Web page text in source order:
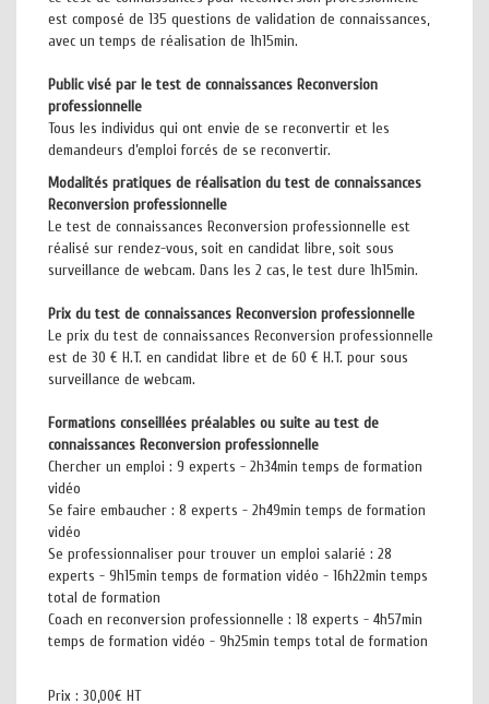
est composé de 135 questions de validation de connaissances,
avec un temps de réalisation de 1h15min.
Public visé par le test de connaissances Reconversion
professionnelle
Tous les individus qui ont envie de se reconvertir et les
demandeurs d’emploi forcés de se reconvertir.
Modalités pratiques de réalisation du test de connaissances
Reconversion professionnelle
Le test de connaissances Reconversion professionnelle est
réalisé sur rendez-vous, soit en candidat libre, soit sous
surveillance de webcam. Dans les 2 cas, le test dure 1h15min.
Prix du test de connaissances Reconversion professionnelle
Le prix du test de connaissances Reconversion professionnelle
est de 30 € H.T. en candidat libre et de 60 € H.T. pour sous
surveillance de webcam.
Formations conseillées préalables ou suite au test de
connaissances Reconversion professionnelle
Chercher un emploi : 9 experts - 2h34min temps de formation
vidéo
Se faire embaucher : 8 experts - 2h49min temps de formation
vidéo
Se professionnaliser pour trouver un emploi salarié : 28
experts - 9h15min temps de formation vidéo - 16h22min temps
total de formation
Coach en reconversion professionnelle : 18 experts - 4h57min
temps de formation vidéo - 9h25min temps total de formation
Prix : 30,00€ HT